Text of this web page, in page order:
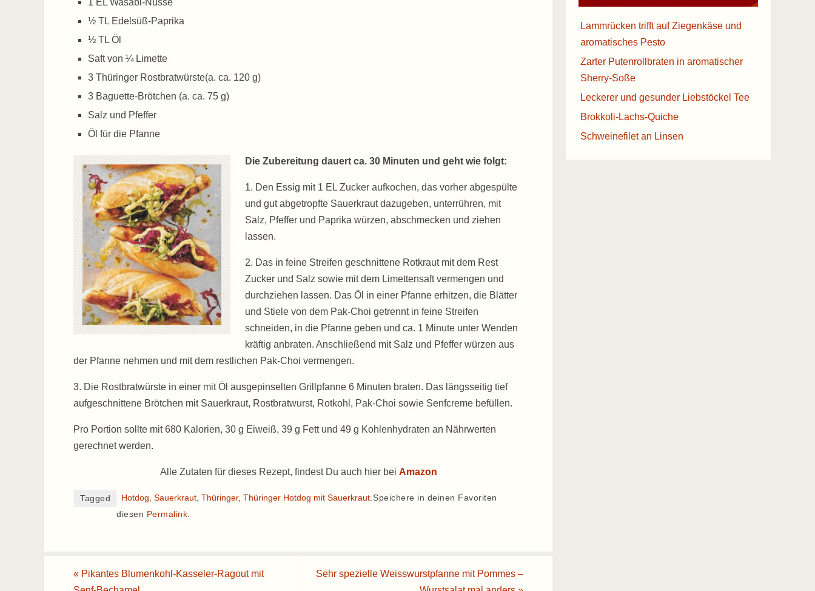
½ TL Edelsüß-Paprika
½ TL Öl
Saft von ¼ Limette
3 Thüringer Rostbratwürste(a. ca. 120 g)
3 Baguette-Brötchen (a. ca. 75 g)
Salz und Pfeffer
Öl für die Pfanne
Die Zubereitung dauert ca. 30 Minuten und geht wie folgt:
1. Den Essig mit 1 EL Zucker aufkochen, das vorher abgespülte
und gut abgetropfte Sauerkraut dazugeben, unterrühren, mit
Salz, Pfeffer und Paprika würzen, abschmecken und ziehen
lassen.
2. Das in feine Streifen geschnittene Rotkraut mit dem Rest
Zucker und Salz sowie mit dem Limettensaft vermengen und
durchziehen lassen. Das Öl in einer Pfanne erhitzen, die Blätter
und Stiele von dem Pak-Choi getrennt in feine Streifen
schneiden, in die Pfanne geben und ca. 1 Minute unter Wenden
kräftig anbraten. Anschließend mit Salz und Pfeffer würzen aus
der Pfanne nehmen und mit dem restlichen Pak-Choi vermengen.
3. Die Rostbratwürste in einer mit Öl ausgepinselten Grillpfanne 6 Minuten braten. Das längsseitig tief
aufgeschnittene Brötchen mit Sauerkraut, Rostbratwurst, Rotkohl, Pak-Choi sowie Senfcreme befüllen.
Pro Portion sollte mit 680 Kalorien, 30 g Eiweiß, 39 g Fett und 49 g Kohlenhydraten an Nährwerten
gerechnet werden.
Alle Zutaten für dieses Rezept, findest Du auch hier bei Amazon
Tagged Hotdog Sauerkraut Thüringer, Thüringer Hotdog mit Sauerkraut Speichere in deinen Favoriten
diesen Permalink
« Pikantes Blumenkohl-Kasseler-Ragout mit
Sehr spezielle Weisswurstpfanne mit Pommes –
Lammrücken trifft auf Ziegenkäse und
aromatisches Pesto
Zarter Putenrollbraten in aromatischer
Sherry-Soße
Leckerer und gesunder Liebstöckel Tee
Brokkoli-Lachs-Quiche
Schweinefilet an Linsen